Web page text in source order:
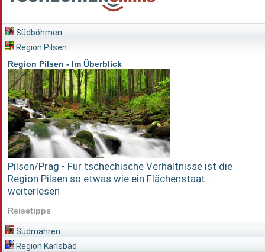
Südböhmen
Region Pilsen
Region Pilsen - Im Überblick
Pilsen/Prag - Für tschechische Verhältnisse ist die
Region Pilsen so etwas wie ein Flächenstaat...
weiterlesen
Reisetipps
Südmähren
Region Karlsbad